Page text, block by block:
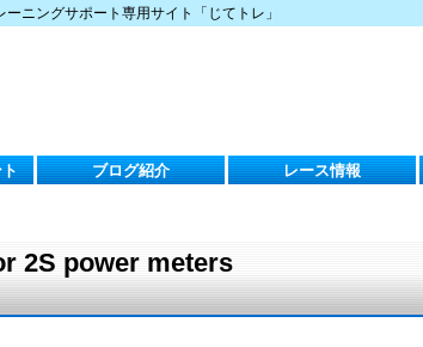
ーニングサポート専用サイト「じてトレ」
ブログ紹介 レース情報
2S power meters